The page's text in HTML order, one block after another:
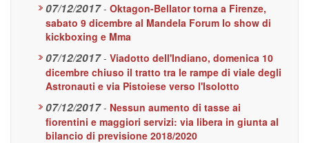
07/12/2017 - Oktagon-Bellator torna a Firenze,
sabato 9 dicembre al Mandela Forum lo show di
kickboxing e Mma
07/12/2017 - Viadotto dell'Indiano, domenica 10
dicembre chiuso il tratto tra le rampe di viale degli
Astronauti e via Pistoiese verso l'Isolotto
07/12/2017 - Nessun aumento di tasse ai
fiorentini e maggiori servizi: via libera in giunta al
bilancio di previsione 2018/2020